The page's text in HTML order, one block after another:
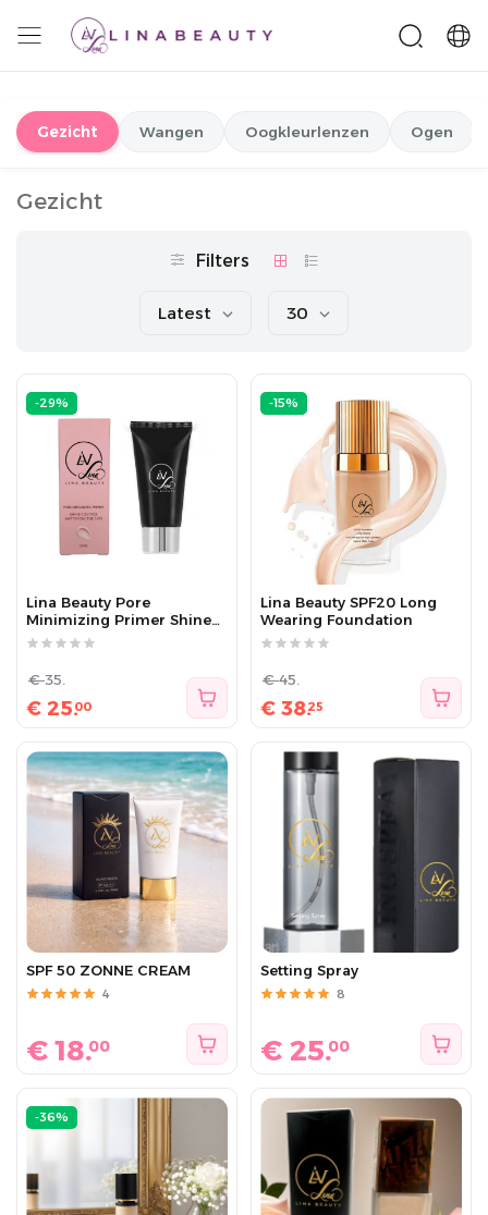
Gezicht Wangen Oogkleurlenzen Ogen
Gezicht
Filters
Latest 30
-29%
Lina Beauty Pore
Minimizing Primer Shine
Control
€ 25.00
€35.
-15%
Lina Beauty SPF20 Long
Wearing Foundation
€ 38.25
€45.
SPF 50 ZONNE CREAM
4
€18.00
Setting Spray
8
€ 25.00
-36%